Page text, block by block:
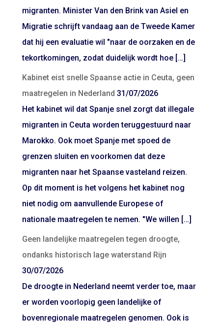
migranten. Minister Van den Brink van Asiel en
Migratie schrijft vandaag aan de Tweede Kamer
dat hij een evaluatie wil "naar de oorzaken en de
tekortkomingen, zodat duidelijk wordt hoe […]
Kabinet eist snelle Spaanse actie in Ceuta, geen
maatregelen in Nederland 31/07/2026
Het kabinet wil dat Spanje snel zorgt dat illegale
migranten in Ceuta worden teruggestuurd naar
Marokko. Ook moet Spanje met spoed de
grenzen sluiten en voorkomen dat deze
migranten naar het Spaanse vasteland reizen.
Op dit moment is het volgens het kabinet nog
niet nodig om aanvullende Europese of
nationale maatregelen te nemen. "We willen […]
Geen landelijke maatregelen tegen droogte,
ondanks historisch lage waterstand Rijn
30/07/2026
De droogte in Nederland neemt verder toe, maar
er worden voorlopig geen landelijke of
bovenregionale maatregelen genomen. Ook is